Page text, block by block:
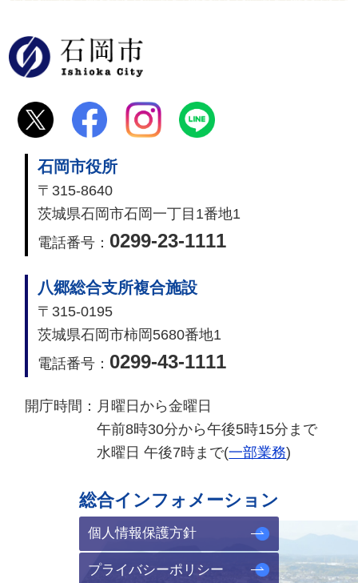
石岡市役所
〒315-8640
茨城県石岡市石岡一丁目1番地1
電話番号： 0299-23-1111
八郷総合支所複合施設
〒315-0195
茨城県石岡市柿岡5680番地1
電話番号： 0299-43-1111
開庁時間： 月曜日から金曜日
午前8時30分から午後5時15分まで
水曜日 午後7時まで(一部業務)
総合インフォメーション
個人情報保護方針
プライバシーポリシー